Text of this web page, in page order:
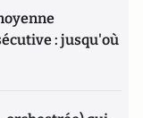
: jusqu'où